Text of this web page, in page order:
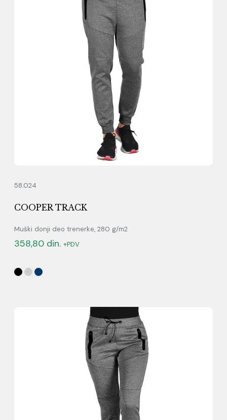
58.024
COOPER TRACK
Muški donji deo trenerke, 280 g/m2
358,80 din. +PDV